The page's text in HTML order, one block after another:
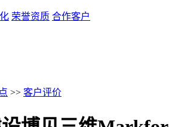
荣誉资质 合作客户
>> 客户评价